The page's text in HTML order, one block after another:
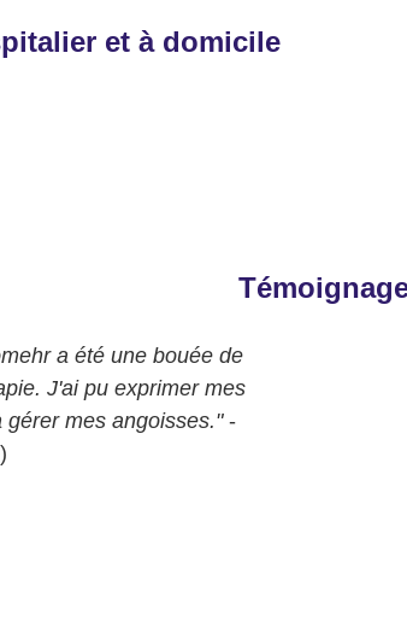
et à domicile
a été une bouée de
J'ai pu exprimer mes
mes angoisses." -